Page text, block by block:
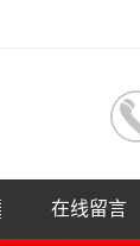
在线留言